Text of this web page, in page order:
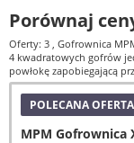
Porównaj
Oferty: 3 , Gofrownica
4 kwadratowych gofrów
powłokę zapobiegającą
POLECANA OFERTA
MPM Gofrownica